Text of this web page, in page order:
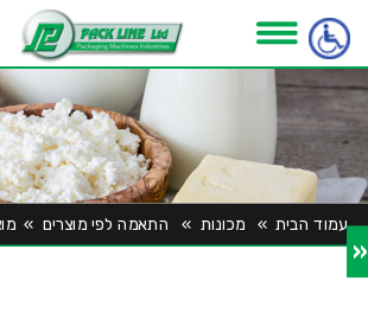
«
עמוד הבית» מכונות » התאמה לפי מוצרים »